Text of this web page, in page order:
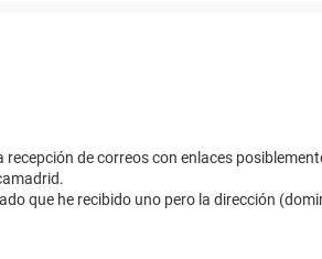
de correos con enlaces
que he recibido uno pero la dirección